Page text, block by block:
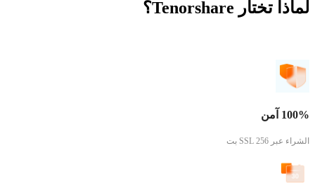
لماذا تختار Tenorshare؟
100% آمن
الشراء عبر SSL 256 بت